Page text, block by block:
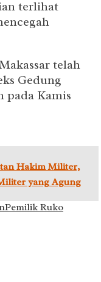
terlihat
telah
Gedung
pada Kamis
Hakim Militer,
yang Agung
Pemilik Ruko